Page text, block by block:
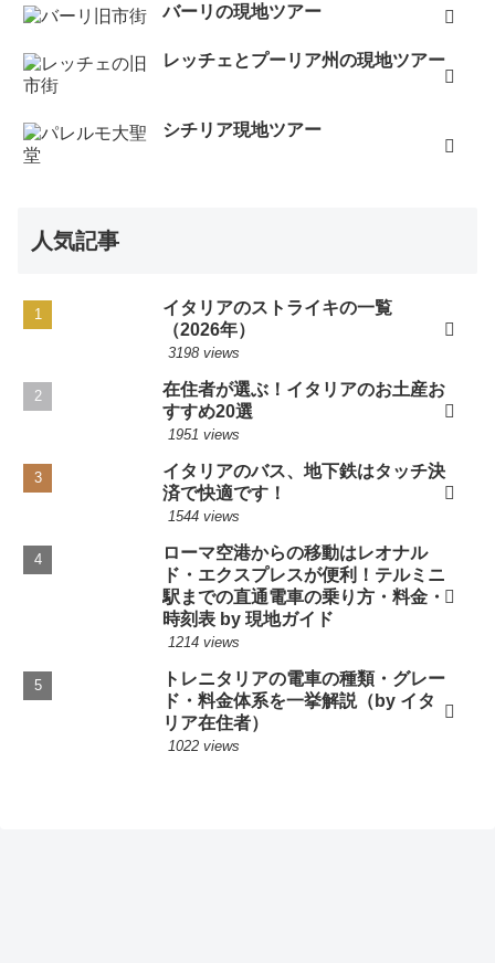
バーリの現地ツアー
レッチェとプーリア州の現地ツアー
シチリア現地ツアー
人気記事
イタリアのストライキの一覧
（2026年）
3198 views
在住者が選ぶ！イタリアのお土産お
すすめ20選
1951 views
イタリアのバス、地下鉄はタッチ決
済で快適です！
1544 views
ローマ空港からの移動はレオナル
ド・エクスプレスが便利！テルミニ
駅までの直通電車の乗り方・料金・
時刻表 by 現地ガイド
1214 views
トレニタリアの電車の種類・グレー
ド・料金体系を一挙解説（by イタ
リア在住者）
1022 views